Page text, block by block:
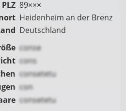
PLZ 89×××
Heidenheim an der Brenz
Deutschland
conse
cons
consetetu
con
consetetu